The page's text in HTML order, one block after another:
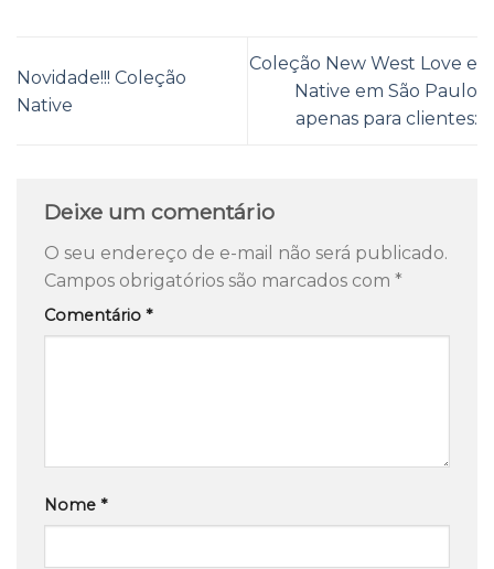
Novidade!!! Coleção
Native
Coleção New West Love e
Native em São Paulo
apenas para clientes:
Deixe um comentário
O seu endereço de e-mail não será publicado.
Campos obrigatórios são marcados com *
Comentário *
Nome *